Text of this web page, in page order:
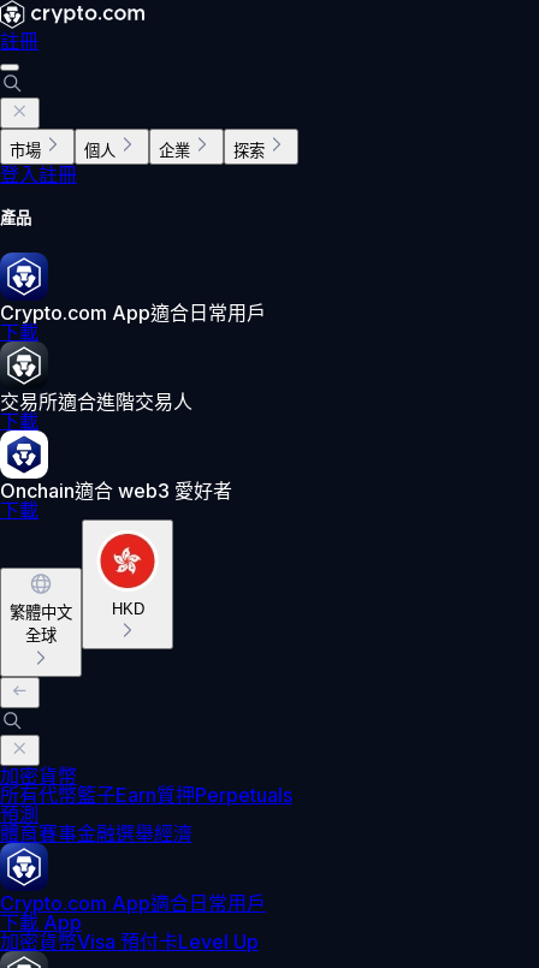
註冊
市場 個人 企業 探索
登入註冊
產品
Crypto.com App適合日常用戶
下載
交易所適合進階交易人
下載
Onchain適合 web3 愛好者
下載
繁體中文
全球
HKD
加密貨幣
所有代幣籃子Earn質押Perpetuals
預測
體育賽事金融選舉經濟
Crypto.com App適合日常用戶
下載 App
加密貨幣Visa 預付卡Level Up